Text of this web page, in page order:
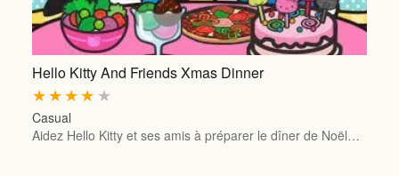
Hello Kitty And Friends Xmas Dinner
★
★
★
★
★
Casual
Aidez Hello Kitty et ses amis à préparer le dîner de Noël…